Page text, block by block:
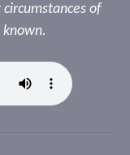
of